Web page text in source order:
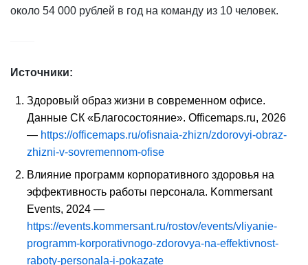
около 54 000 рублей в год на команду из 10 человек.
Источники:
Здоровый образ жизни в современном офисе.
Данные СК «Благосостояние». Officemaps.ru, 2026
— https://officemaps.ru/ofisnaia-zhizn/zdorovyi-obraz-
zhizni-v-sovremennom-ofise
Влияние программ корпоративного здоровья на
эффективность работы персонала. Kommersant
Events, 2024 —
https://events.kommersant.ru/rostov/events/vliyanie-
programm-korporativnogo-zdorovya-na-effektivnost-
raboty-personala-i-pokazate